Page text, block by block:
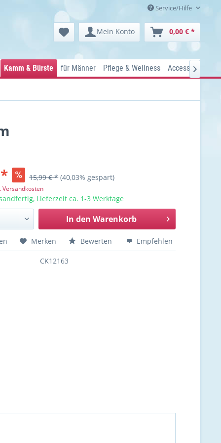
Service/Hilfe
Mein Konto 0,00 € *
Kamm & Bürste für Männer Pflege & Wellness Accessoires

15,99 € * (40,03% gespart)
Versandkosten
Lieferzeit ca. 1-3 Werktage
In den Warenkorb
Merken Bewerten Empfehlen
CK12163